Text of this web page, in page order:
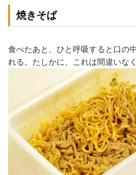
焼きそば
食べたあと、ひと呼吸すると口の
れる。たしかに、これは間違いなく